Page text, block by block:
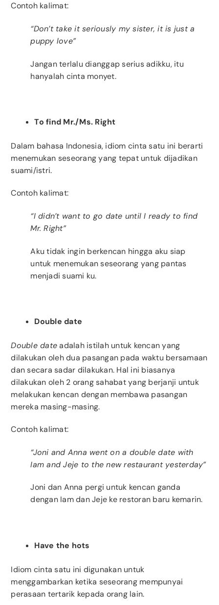
Contoh kalimat:
“Don’t take it seriously my sister, it is just a
puppy love”
Jangan terlalu dianggap serius adikku, itu
hanyalah cinta monyet.
To find Mr./Ms. Right
Dalam bahasa Indonesia, idiom cinta satu ini berarti
menemukan seseorang yang tepat untuk dijadikan
suami/istri.
Contoh kalimat:
“I didn’t want to go date until I ready to find
Mr. Right”
Aku tidak ingin berkencan hingga aku siap
untuk menemukan seseorang yang pantas
menjadi suami ku.
Double date
Double dateadalah istilah untuk kencan yang
dilakukan oleh dua pasangan pada waktu bersamaan
dan secara sadar dilakukan. Hal ini biasanya
dilakukan oleh 2 orang sahabat yang berjanji untuk
melakukan kencan dengan membawa pasangan
mereka masing-masing.
Contoh kalimat:
“Joni and Anna went on a double date with
Iam and Jeje to the new restaurant yesterday”
Joni dan Anna pergi untuk kencan ganda
dengan Iam dan Jeje ke restoran baru kemarin.
Have the hots
Idiom cinta satu ini digunakan untuk
menggambarkan ketika seseorang mempunyai
perasaan tertarik kepada orang lain.